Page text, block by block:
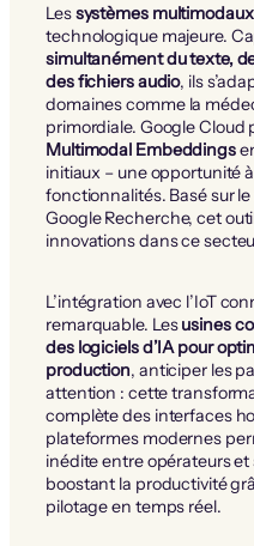
Lessystèmes multimodaux
technologique majeure.
simultanément du texte,
des fichiers audio, ils
domaines comme la
primordiale. Google Cloud
Multimodal Embeddings
initiaux – une opportunité
fonctionnalités. Basé sur
Google Recherche, cet
innovations dans ce
L’intégration avec l’IoT
remarquable. Lesusines
des logiciels d’IA pour
production, anticiper les
attention : cette
complète des interfaces
plateformes modernes
inédite entre opérateurs
boostant la productivité
pilotage en temps réel.